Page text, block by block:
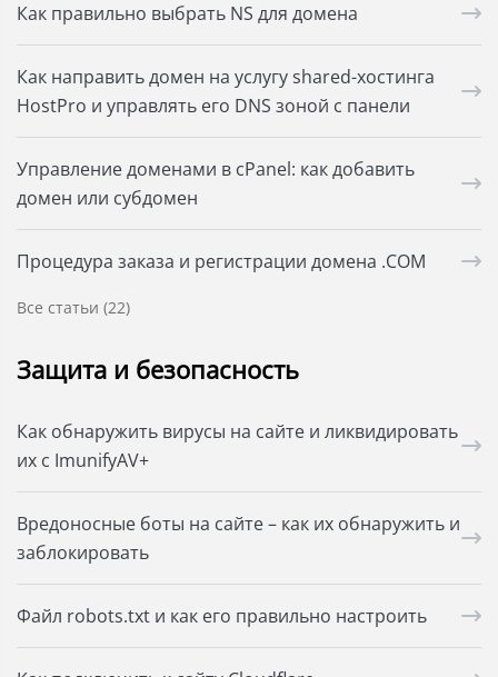
Как правильно выбрать NS для домена
Как направить домен на услугу shared-хостинга
HostPro и управлять его DNS зоной с панели
Управление доменами в cPanel: как добавить
домен или субдомен
Процедура заказа и регистрации домена .COM
Все статьи (22)
Защита и безопасность
Как обнаружить вирусы на сайте и ликвидировать
их с ImunifyAV+
Вредоносные боты на сайте – как их обнаружить и
заблокировать
Файл robots.txt и как его правильно настроить